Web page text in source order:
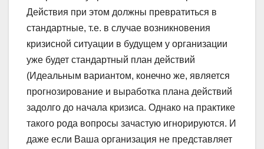
Действия при этом должны превратиться в
стандартные, т.е. в случае возникновения
кризисной ситуации в будущем у организации
уже будет стандартный план действий
(Идеальным вариантом, конечно же, является
прогнозирование и выработка плана действий
задолго до начала кризиса. Однако на практике
такого рода вопросы зачастую игнорируются. И
даже если Ваша организация не представляет